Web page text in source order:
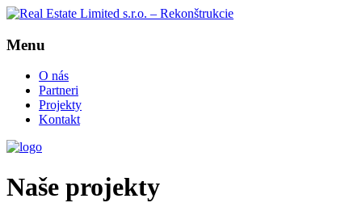
Menu
O nás
Partneri
Projekty
Kontakt
Naše projekty